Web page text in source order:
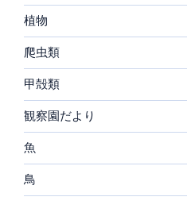
植物
爬虫類
甲殻類
観察園だより
魚
鳥